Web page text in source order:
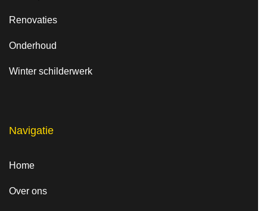
Renovaties
Onderhoud
Winter schilderwerk
Navigatie
Home
Over ons